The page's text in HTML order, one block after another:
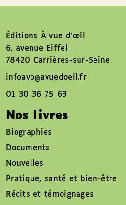
Éditions À vue d’œil
6, avenue Eiffel
78420 Carrières-sur-Seine
infoavo@avuedoeil.fr
01 30 36 75 69
Nos livres
Biographies
Documents
Nouvelles
Pratique, santé et bien-être
Récits et témoignages